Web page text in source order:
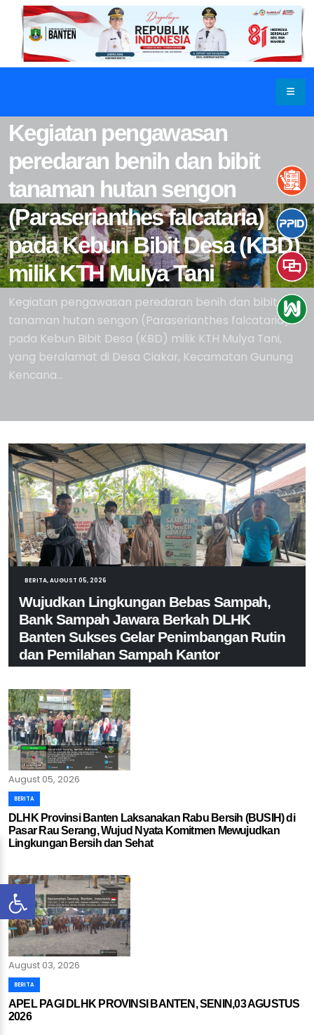
BERITA, AUGUST 05, 2026
Wujudkan Lingkungan Bebas Sampah,
Bank Sampah Jawara Berkah DLHK
Banten Sukses Gelar Penimbangan Rutin
dan Pemilahan Sampah Kantor
DLHK Banten Sukses Gelar Penimbangan Rutin dan Pemilahan Sampah
Kantor..
August 05, 2026
BERITA
DLHK Provinsi Banten Laksanakan Rabu Bersih (BUSIH) di
Pasar Rau Serang, Wujud Nyata Komitmen Mewujudkan
Lingkungan Bersih dan Sehat
August 03, 2026
BERITA
APEL PAGI DLHK PROVINSI BANTEN, SENIN,03 AGUSTUS
2026